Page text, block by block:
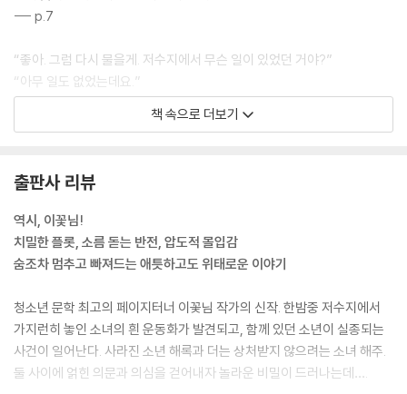
--- p.7
“좋아. 그럼 다시 물을게. 저수지에서 무슨 일이 있었던 거야?”
“아무 일도 없었는데요.”
경찰이 나를 빤히 보더라고. 그러고는 거의 속삭이듯 말했어.
“내가 시간이 남아돌아서 여기까지 찾아왔다고 생각하나 보네.”
지에 같이 갔고 그 뒤로 실종됐어. 너희가 탔던 저수지로 가는 버스 CCTV
도 확보했고.”
--- p.23
그 짜증 나는 웃음소리만 이어지지 않았더라면 말이야.
“크큭.”
“닥쳐, 새끼야. 들리잖아.”
웃음소리와 웅성거림이 바람을 타고 내 귀에 꽂혔을 때 등 뒤로 오스스 소
책 속으로 더보기
출판사 리뷰
역시, 이꽃님!
치밀한 플롯, 소름 돋는 반전, 압도적 몰입감
숨조차 멈추고 빠져드는 애틋하고도 위태로운 이야기
청소년 문학 최고의 페이지터너 이꽃님 작가의 신작. 한밤중 저수지에서
가지런히 놓인 소녀의 흰 운동화가 발견되고, 함께 있던 소년이 실종되는
사건이 일어난다. 사라진 소년 해록과 더는 상처받지 않으려는 소녀 해주.
둘 사이에 얽힌 의문과 의심을 걷어내자 놀라운 비밀이 드러나는데….